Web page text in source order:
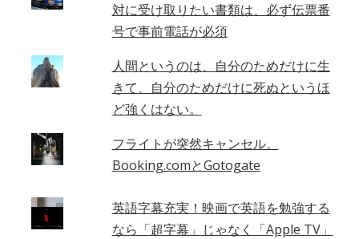
対に受け取りたい書類は、必ず伝票番
号で事前電話が必須
人間というのは、自分のためだけに生
きて、自分のためだけに死ぬというほ
ど強くはない。
フライトが突然キャンセル。
Booking.comとGotogate
英語字幕充実！映画で英語を勉強する
なら「超字幕」じゃなく「Apple TV」